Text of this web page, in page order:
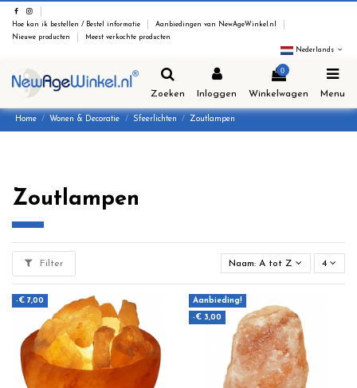
Hoe kan ik bestellen / Bestel informatie
Aanbiedingen van NewAgeWinkel.nl
Nieuwe producten
Meest verkochte producten
Nederlands
Zoeken Inloggen
0
Winkelwagen Menu
Home Wonen & Decoratie Sfeerlichten Zoutlampen
Zoutlampen
Filter Naam: A tot Z 4
-€ 7,00
Aanbieding!
-€ 3,00